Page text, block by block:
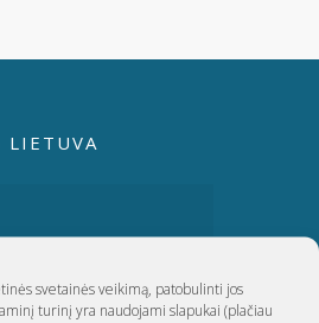
svetainės veikimą, patobulinti jos
turinį yra naudojami slapukai (plačiau
LIETUVA